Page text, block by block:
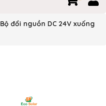
Bộ đổi nguồn DC 24V xuống